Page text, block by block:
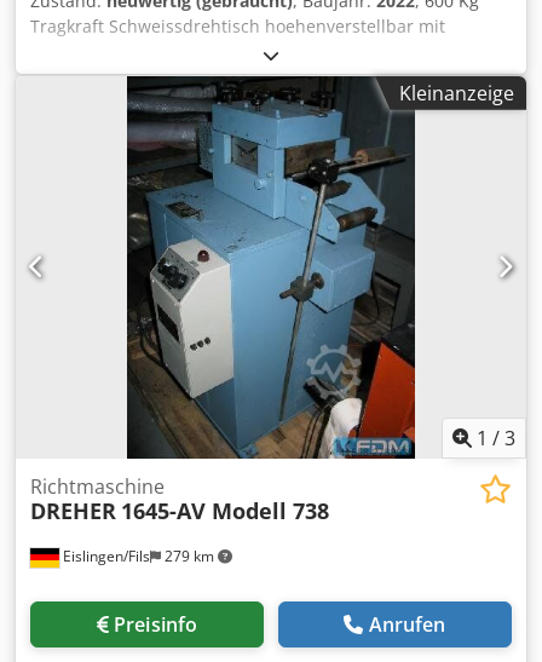
Tragkraft Schweissdrehtisch hoehenverstellbar mit
Durchgangsbohrung 100 - 200mm Plattenduchmesser
700mm Hoehe waagrecht min. 0,65m, max. 1,25m Hoehe
gekippt min. 0,45m, max. 0,95m Dksdpfx Aijd Anz Rshjr
Geschwindigkeit von 0,01 - 1,1 U/min Neigung bis 135°
Hand und Fussfernbedienung mit
Geschwindigkeitsanzeige sehr robust
Kleinanzeige
1 /3
Eislingen/Fils 279 km
Richtmaschine
DREHER 1645-AV Modell 738
Preisinfo Anrufen